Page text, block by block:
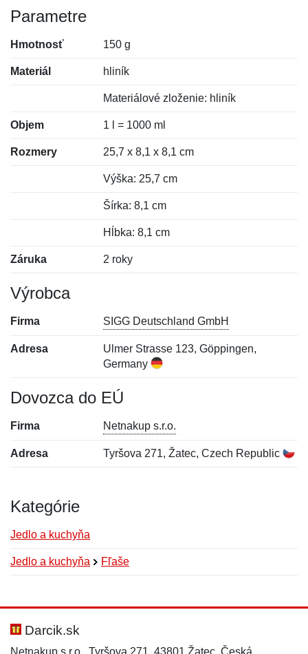
Parametre
Hmotnosť 150 g
Materiál hliník
Materiálové zloženie: hliník
Objem 1 l = 1000 ml
Rozmery 25,7 x 8,1 x 8,1 cm
Výška: 25,7 cm
Šírka: 8,1 cm
Hĺbka: 8,1 cm
Záruka 2 roky
Výrobca
Firma SIGG Deutschland GmbH
Adresa
Ulmer Strasse 123, Göppingen,
Germany
Dovozca do EÚ
Firma Netnakup s.r.o.
Adresa Tyršova 271, Žatec, Czech Republic
Kategórie
Jedlo a kuchyňa
Jedlo a kuchyňa Fľaše
Hodnotenie:
Meno:
Darcik.sk
Netnakup s.r.o., Tyršova 271, 43801 Žatec, Česká